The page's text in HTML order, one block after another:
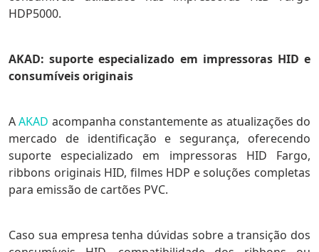
HDP5000.
AKAD: suporte especializado em impressoras HID e
consumíveis originais
AAKAD acompanha constantemente as atualizações do
mercado de identificação e segurança, oferecendo
suporte especializado em impressoras HID Fargo,
ribbons originais HID, filmes HDP e soluções completas
para emissão de cartões PVC.
Caso sua empresa tenha dúvidas sobre a transição dos